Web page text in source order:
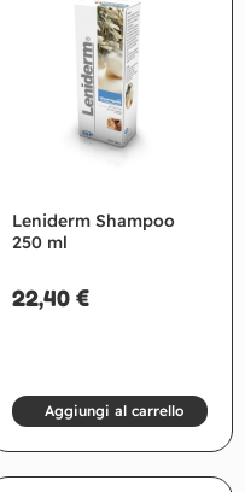
Leniderm Shampoo
250 ml
22,40 €
Aggiungi al carrello